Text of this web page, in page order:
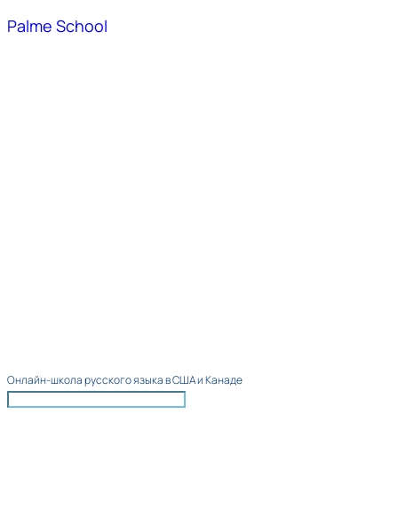
Palme School
Онлайн-школа русского языка в США и Канаде​